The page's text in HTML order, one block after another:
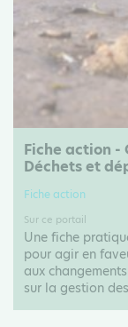
Fiche action
Déchets et
Fiche action
Sur ce portail
Une fiche
pour agir en
aux
sur la gestion